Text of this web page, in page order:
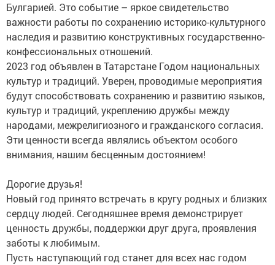
Булгарией. Это событие – яркое свидетельство
важности работы по сохранению историко-культурного
наследия и развитию конструктивных государственно-
конфессиональных отношений.
2023 год объявлен в Татарстане Годом национальных
культур и традиций. Уверен, проводимые мероприятия
будут способствовать сохранению и развитию языков,
культур и традиций, укреплению дружбы между
народами, межрелигиозного и гражданского согласия.
Эти ценности всегда являлись объектом особого
внимания, нашим бесценным достоянием!
Дорогие друзья!
Новый год принято встречать в кругу родных и близких
сердцу людей. Сегодняшнее время демонстрирует
ценность дружбы, поддержки друг друга, проявления
заботы к любимым.
Пусть наступающий год станет для всех нас годом